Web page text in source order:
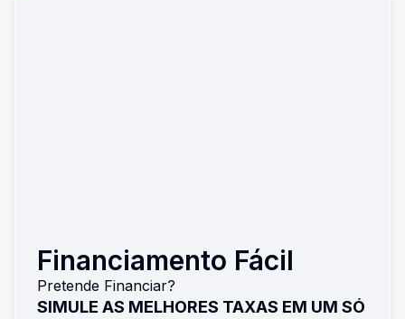
Financiamento Fácil
Pretende Financiar?
SIMULE AS MELHORES TAXAS EM UM SÓ